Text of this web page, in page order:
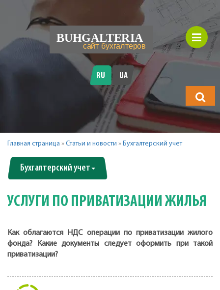
будете
искать?
RU UA
Главная страница » Статьи и новости » Бухгалтерский учет
Бухгалтерский учет
УСЛУГИ ПО ПРИВАТИЗАЦИИ ЖИЛЬЯ
Как облагаются НДС операции по приватизации жилого
фонда? Какие документы следует оформить при такой
приватизации?